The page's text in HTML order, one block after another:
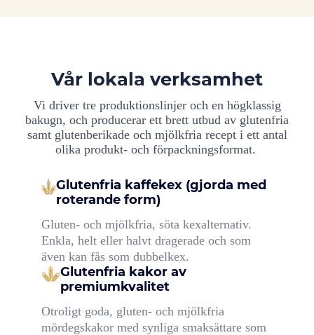
Vår lokala verksamhet
Vi driver tre produktionslinjer och en högklassig
bakugn, och producerar ett brett utbud av glutenfria
samt glutenberikade och mjölkfria recept i ett antal
olika produkt- och förpackningsformat.
Glutenfria kaffekex (gjorda med
roterande form)
Gluten- och mjölkfria, söta kexalternativ.
Enkla, helt eller halvt dragerade och som
även kan fås som dubbelkex.
Glutenfria kakor av
premiumkvalitet
Otroligt goda, gluten- och mjölkfria
mördegskakor med synliga smaksättare som